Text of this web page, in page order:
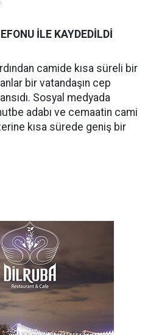
İLE KAYDEDİLDİ
camide kısa süreli bir
bir vatandaşın cep
Sosyal medyada
adabı ve cemaatin cami
kısa sürede geniş bir